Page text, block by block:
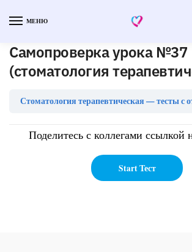
МЕНЮ
Самопроверка урока №37
(стоматология
Стоматология терапевтическая — тесты с
Поделитесь с коллегами ссылкой